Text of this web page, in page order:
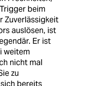
beim
Zuverlässigkeit
auslösen, ist
Er ist
weitem
nicht mal
zu
bereits